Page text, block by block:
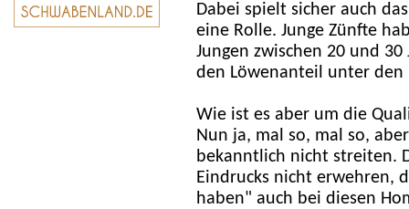
Dabei spielt sicher auch
eine Rolle. Junge Zünfte
Jungen zwischen 20 und
den Löwenanteil unter
Wie ist es aber um die
Nun ja, mal so, mal so,
bekanntlich nicht streiten.
Eindrucks nicht erwehren,
haben" auch bei diesen